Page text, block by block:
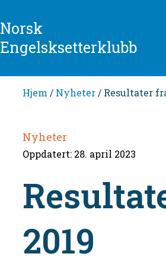
Norsk
Engelsksetterklubb
Hjem / Nyheter/ Resultater
Nyheter
Oppdatert: 28. april 2023
2019